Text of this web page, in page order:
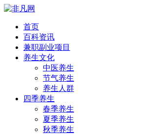
首页
百科资讯
兼职副业项目
养生文化
中医养生
节气养生
养生人群
四季养生
春季养生
夏季养生
秋季养生